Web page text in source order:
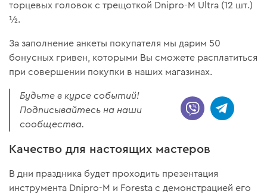
торцевых головок с трещоткой Dnipro-M Ultra (12 шт.)
½.
За заполнение анкеты покупателя мы дарим 50
бонусных гривен, которыми Вы сможете расплатиться
при совершении покупки в наших магазинах.
Будьте в курсе событий!
Подписывайтесь на наши
сообщества.
Качество для настоящих мастеров
В дни праздника будет проходить презентация
инструмента Dnipro-M и Foresta с демонстрацией его